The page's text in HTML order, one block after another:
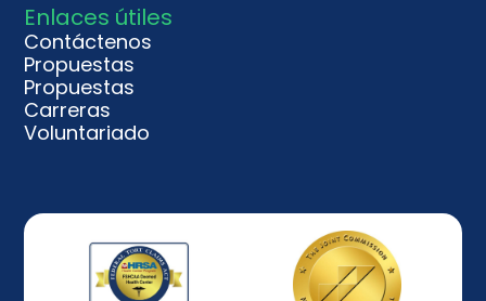
Enlaces útiles
Contáctenos
Propuestas
Propuestas
Carreras
Voluntariado